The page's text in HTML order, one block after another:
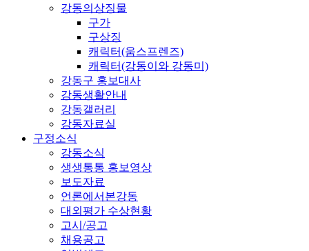
강동의상징물
구가
구상징
캐릭터(움스프렌즈)
캐릭터(강동이와 강동미)
강동구 홍보대사
강동생활안내
강동갤러리
강동자료실
구정소식
강동소식
생생통통 홍보영상
보도자료
언론에서본강동
대외평가 수상현황
고시/공고
채용공고